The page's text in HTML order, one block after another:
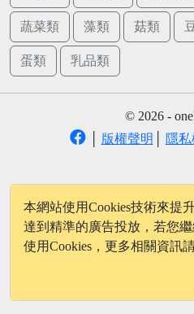
蔬菜類 藻類 菇類
蛋類 乳品類
© 2026 -
版權聲明 隱
本網站使用Cookies技術來提
達到精準的廣告投放，若您
使用Cookies，更多相關資訊